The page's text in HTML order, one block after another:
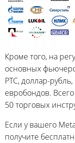
Кроме того, на
основных
РТС, доллар-
евробондов.
50 торговых
Если у вашего
получите